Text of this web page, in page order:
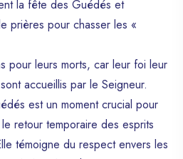
la fête des Guédés et
prières pour chasser les «
pour leurs morts, car leur foi leur
accueillis par le Seigneur.
est un moment crucial pour
retour temporaire des esprits
témoigne du respect envers les